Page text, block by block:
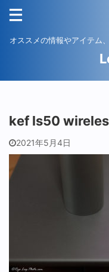
オススメの情報やアイテム
kef ls50
2021年5月4日